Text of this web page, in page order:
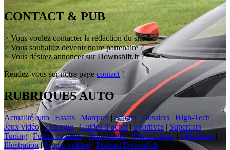
CONTACT & PUB
> Vous voulez contacter la rédaction du site ?
> Vous souhaitez devenir notre partenaire ?
> Vous désirez annoncer sur Downshift.fr ?
Rendez-vous sur notre page contact !
RUBRIQUES AUTO
Actualité auto | Essais | Marques |Salons | Dossiers | High-Tech |
Jeux vidéo|Ecologie|Guides d’achat | Sportives | Supercars |
Tuning|Futurs modèles|Nouveautés|Marché Auto | Oldschool |
Illustration|Promo voiture Podcast Downshift